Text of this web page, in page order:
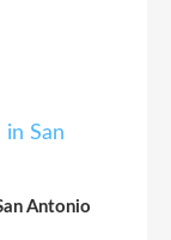
Antonio